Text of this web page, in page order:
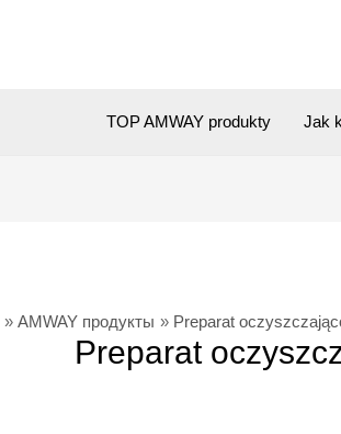
TOP AMWAY produkty Jak
AMWAY продукты Preparat
Preparat